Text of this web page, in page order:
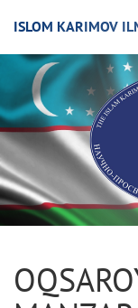
ISLOM KARIMOV